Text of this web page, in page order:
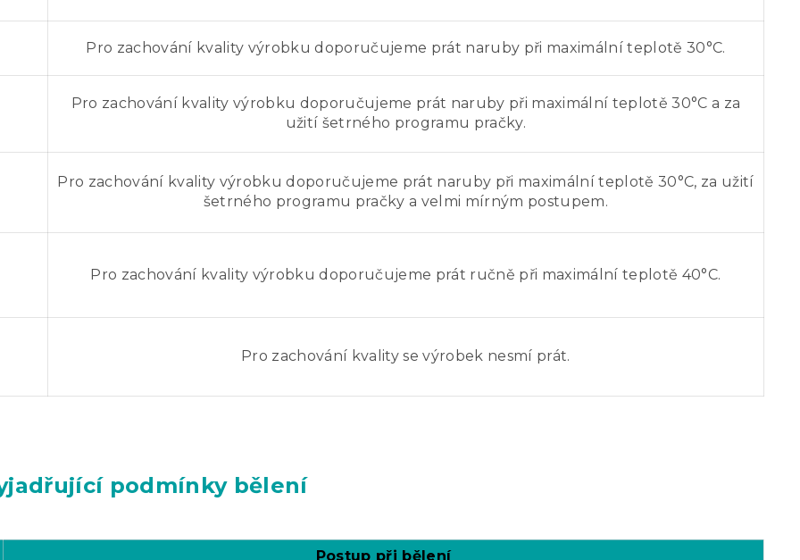
Pro zachování kvality výrobku doporučujeme prát naruby při maximální teplotě 30°C.
Pro zachování kvality výrobku doporučujeme prát naruby při maximální teplotě 30°C a za
užití šetrného programu pračky.
Pro zachování kvality výrobku doporučujeme prát naruby při maximální teplotě 30°C, za užití
šetrného programu pračky a velmi mírným postupem.
Pro zachování kvality výrobku doporučujeme prát ručně při maximální teplotě 40°C.
Pro zachování kvality se výrobek nesmí prát.
podmínky bělení
Postup při bělení